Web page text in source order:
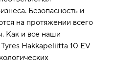
Безопасность и
на протяжении всего
Как и все наши
Hakkapeliitta 10 EV